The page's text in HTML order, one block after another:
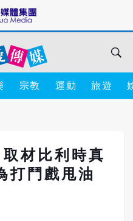
宗教 運動 旅遊
取材比利時真
打鬥戲甩油